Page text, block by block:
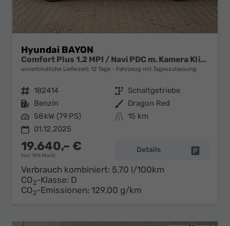
Hyundai BAYON
Comfort Plus 1.2 MPI / Navi PDC m. Kamera Klimaautom./ LED Sitz & Lenkr.Heiz/ Alu16
unverbindliche Lieferzeit: 12 Tage Fahrzeug mit Tageszulassung
Fahrzeugnr. 182414 Getriebe Schaltgetriebe
Kraftstoff Benzin Außenfarbe Dragon Red
Leistung 58 kW (79 PS) Kilometerstand 15 km
01.12.2025
19.640,– €
incl. 19% MwSt.
Details
Verbrauch kombiniert: 5,70 l/100km
CO2-Klasse: D
CO2-Emissionen: 129,00 g/km